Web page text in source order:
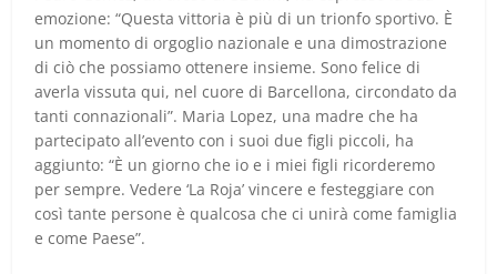
emozione: “Questa vittoria è più di un trionfo sportivo. È
un momento di orgoglio nazionale e una dimostrazione
di ciò che possiamo ottenere insieme. Sono felice di
averla vissuta qui, nel cuore di Barcellona, circondato da
tanti connazionali”. Maria Lopez, una madre che ha
partecipato all’evento con i suoi due figli piccoli, ha
aggiunto: “È un giorno che io e i miei figli ricorderemo
per sempre. Vedere ‘La Roja’ vincere e festeggiare con
così tante persone è qualcosa che ci unirà come famiglia
e come Paese”.